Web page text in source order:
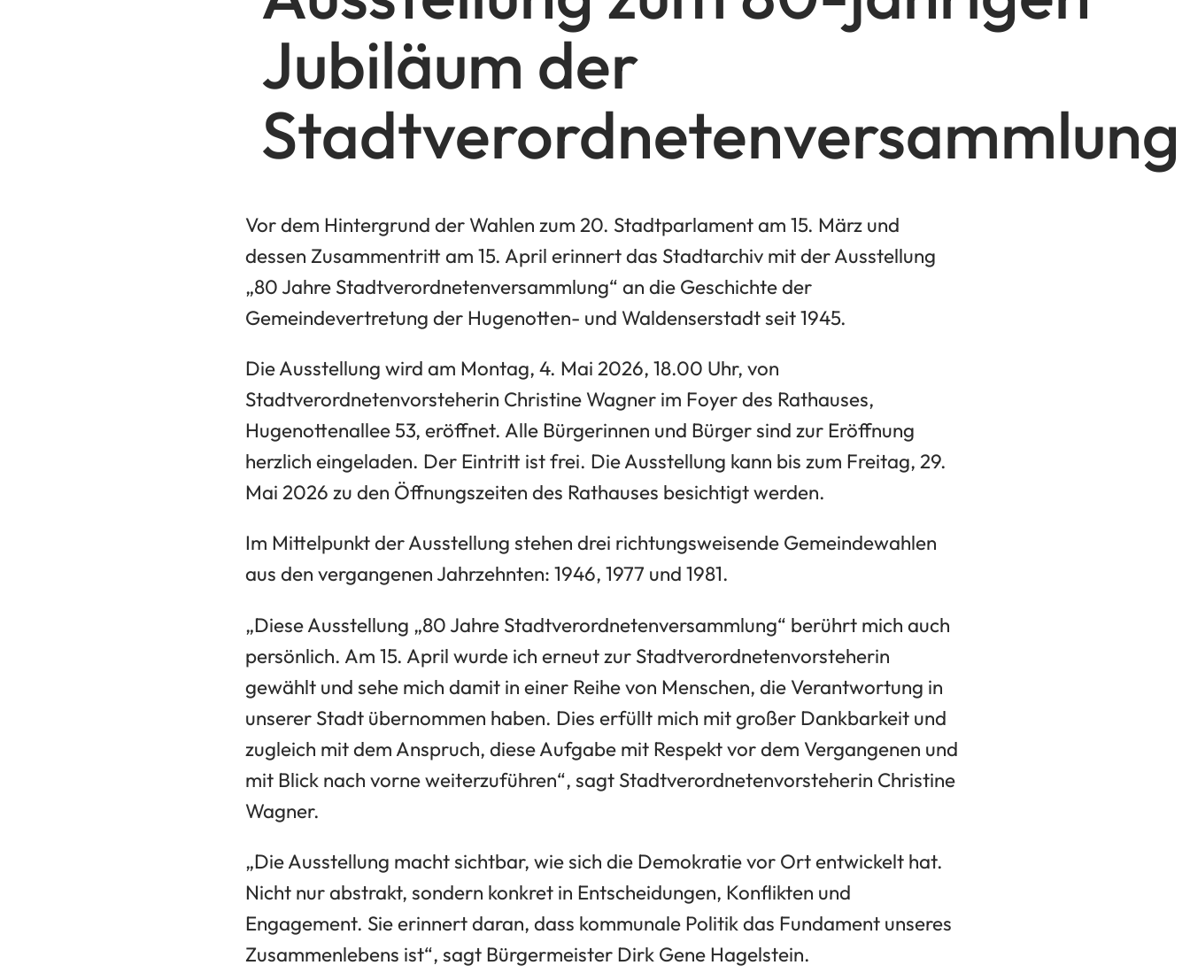
Jubiläum der
Stadtverordnetenversammlung
Vor dem Hintergrund der Wahlen zum 20. Stadtparlament am 15. März und
dessen Zusammentritt am 15. April erinnert das Stadtarchiv mit der Ausstellung
„80 Jahre Stadtverordnetenversammlung“ an die Geschichte der
Gemeindevertretung der Hugenotten- und Waldenserstadt seit 1945.
Die Ausstellung wird am Montag, 4. Mai 2026, 18.00 Uhr, von
Stadtverordnetenvorsteherin Christine Wagner im Foyer des Rathauses,
Hugenottenallee 53, eröffnet. Alle Bürgerinnen und Bürger sind zur Eröffnung
herzlich eingeladen. Der Eintritt ist frei. Die Ausstellung kann bis zum Freitag, 29.
Mai 2026 zu den Öffnungszeiten des Rathauses besichtigt werden.
Im Mittelpunkt der Ausstellung stehen drei richtungsweisende Gemeindewahlen
aus den vergangenen Jahrzehnten: 1946, 1977 und 1981.
„Diese Ausstellung „80 Jahre Stadtverordnetenversammlung“ berührt mich auch
persönlich. Am 15. April wurde ich erneut zur Stadtverordnetenvorsteherin
gewählt und sehe mich damit in einer Reihe von Menschen, die Verantwortung in
unserer Stadt übernommen haben. Dies erfüllt mich mit großer Dankbarkeit und
zugleich mit dem Anspruch, diese Aufgabe mit Respekt vor dem Vergangenen und
mit Blick nach vorne weiterzuführen“, sagt Stadtverordnetenvorsteherin Christine
Wagner.
„Die Ausstellung macht sichtbar, wie sich die Demokratie vor Ort entwickelt hat.
Nicht nur abstrakt, sondern konkret in Entscheidungen, Konflikten und
Engagement. Sie erinnert daran, dass kommunale Politik das Fundament unseres
Zusammenlebens ist“, sagt Bürgermeister Dirk Gene Hagelstein.